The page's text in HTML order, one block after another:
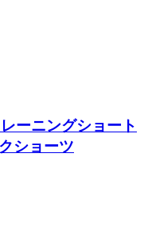
ーニングショート
ショーツ